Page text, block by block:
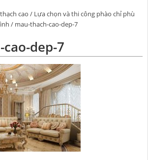
cao / Lựa chọn và thi công phào chỉ phù
/ mau-thach-cao-dep-7
dep-7